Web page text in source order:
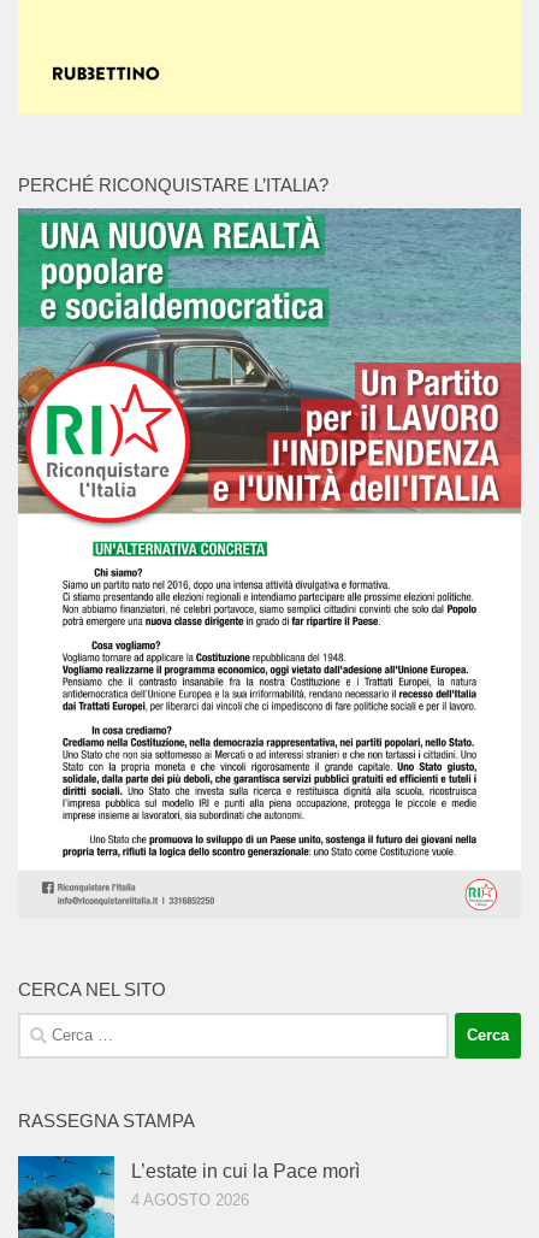
PERCHÉ RICONQUISTARE L’ITALIA?
CERCA NEL SITO
Ricerca
per:
RASSEGNA STAMPA
L’estate in cui la Pace morì
4 AGOSTO 2026